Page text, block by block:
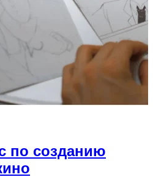
по созданию